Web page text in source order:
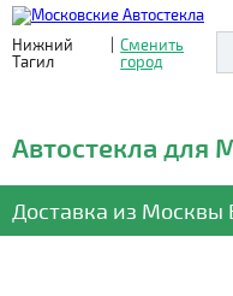
Нижний
Тагил
| Сменить
город
Автостекла для
Доставка из Москвы